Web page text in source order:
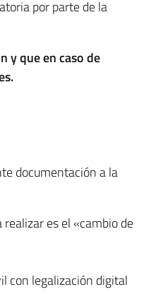
por parte de la
y que en caso de
documentación a la
es el «cambio de
con legalización digital